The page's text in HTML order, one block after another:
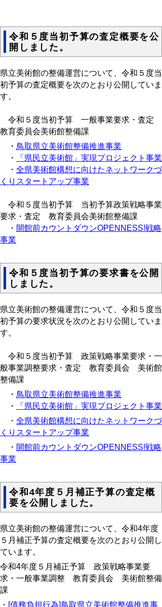
令和５度当初予算の査定概要を公
開しました。
県立美術館の整備運営について、令和５度当
初予算の査定概要を次のとおり公開していま
す。
令和５度当初予算 一般事業要求・査定
教育委員会美術館整備課
・ 鳥取県立美術館整備推進事業
・
「県民立美術館」実現プロジェクト事業
・ 全県美術館構想に向けたネットワークづ
くりスタートアップ事業
令和５度当初予算 当初予算政策戦略事業
要求・査定 教育委員会美術館整備課
・ 開館前カウントダウンOPENNESS!戦略
事業
令和５度当初予算の要求書を公開
しました。
県立美術館の整備運営について、令和５度当
初予算の要求状況を次のとおり公開していま
す。
令和５度当初予算 政策戦略事業要求・一
般事業調整要求・査定 教育委員会 美術館
整備課
・ 鳥取県立美術館整備推進事業
・
「県民立美術館」実現プロジェクト事業
・ 全県美術館構想に向けたネットワークづ
くりスタートアップ事業
・ 開館前カウントダウンOPENNESS!戦略
事業
令和4年度５月補正予算の査定概
要を公開しました。
県立美術館の整備運営について、令和4年度
５月補正予算の査定概要を次のとおり公開し
ています。
令和4年度５月補正予算 政策戦略事業要
求・一般事業調整 教育委員会 美術館整備
課
・ [債務負担行為]鳥取県立美術館整備推進事